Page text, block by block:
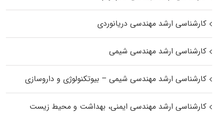
کارشناسی ارشد مهندسی دریانوردی
کارشناسی ارشد مهندسی شیمی
کارشناسی ارشد مهندسی شیمی – بیوتکنولوژی و داروسازی
کارشناسی ارشد مهندسی ایمنی، بهداشت و محیط زیست